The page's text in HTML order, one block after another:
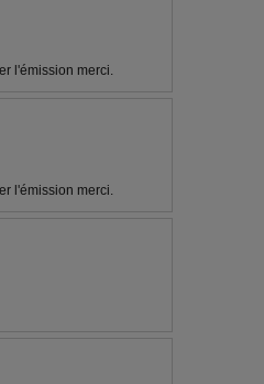
l'émission merci.
l'émission merci.